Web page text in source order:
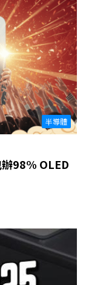
半導體
98% OLED